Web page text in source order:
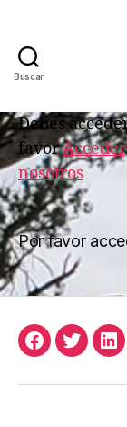
Buscar
Debes
favorAcceder
nosotros
Por favor
Facebook
Twitter